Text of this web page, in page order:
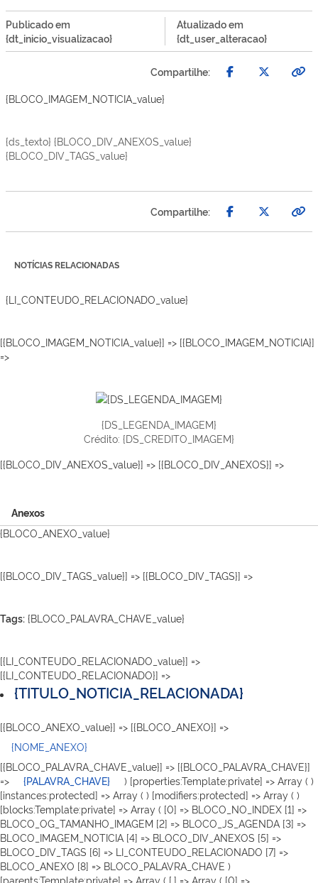
Publicado em
{dt_inicio_visualizacao}
Atualizado em
{dt_user_alteracao}
Compartilhe:
{BLOCO_IMAGEM_NOTICIA_value}
{ds_texto} {BLOCO_DIV_ANEXOS_value}
{BLOCO_DIV_TAGS_value}
Compartilhe:
NOTÍCIAS RELACIONADAS
{LI_CONTEUDO_RELACIONADO_value}
[{BLOCO_IMAGEM_NOTICIA_value}] => [{BLOCO_IMAGEM_NOTICIA}]
=>
{DS_LEGENDA_IMAGEM}
Crédito: {DS_CREDITO_IMAGEM}
[{BLOCO_DIV_ANEXOS_value}] => [{BLOCO_DIV_ANEXOS}] =>
Anexos
{BLOCO_ANEXO_value}
[{BLOCO_DIV_TAGS_value}] => [{BLOCO_DIV_TAGS}] =>
Tags: {BLOCO_PALAVRA_CHAVE_value}
[{LI_CONTEUDO_RELACIONADO_value}] =>
[{LI_CONTEUDO_RELACIONADO}] =>
{TITULO_NOTICIA_RELACIONADA}
[{BLOCO_ANEXO_value}] => [{BLOCO_ANEXO}] =>
{NOME_ANEXO}
[{BLOCO_PALAVRA_CHAVE_value}] => [{BLOCO_PALAVRA_CHAVE}]
=>
{PALAVRA_CHAVE}
) [properties:Template:private] => Array ( )
[instances:protected] => Array ( ) [modifiers:protected] => Array ( )
[blocks:Template:private] => Array ( [0] => BLOCO_NO_INDEX [1] =>
BLOCO_OG_TAMANHO_IMAGEM [2] => BLOCO_JS_AGENDA [3] =>
BLOCO_IMAGEM_NOTICIA [4] => BLOCO_DIV_ANEXOS [5] =>
BLOCO_DIV_TAGS [6] => LI_CONTEUDO_RELACIONADO [7] =>
BLOCO_ANEXO [8] => BLOCO_PALAVRA_CHAVE )
[parents:Template:private] => Array ( [.] => Array ( [0] =>